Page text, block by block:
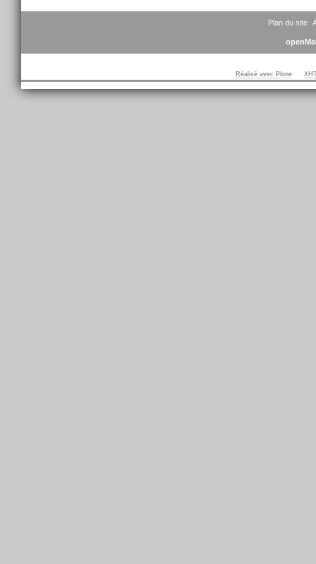
Plan du site
Réalisé avec Plone